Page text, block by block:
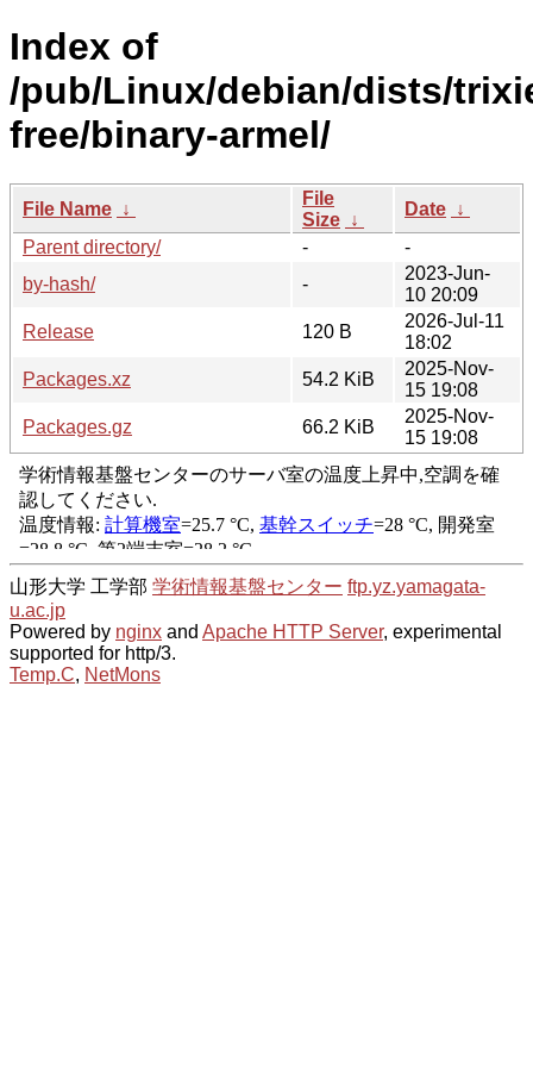
Index of
/pub/Linux/debian/dists/
free/binary-armel/
File Name ↓
File
Size ↓
Date ↓
Parent directory/
-
-
by-hash/
-
2023-Jun-
10 20:09
Release
120 B
2026-Jul-11
18:02
Packages.xz
54.2 KiB
2025-Nov-
15 19:08
Packages.gz
66.2 KiB
2025-Nov-
15 19:08
山形大学 工学部 学術情報基盤センター ftp.yz.yamagata-
u.ac.jp
Powered by nginx and Apache HTTP Server, experimental
supported for http/3.
Temp.C, NetMons